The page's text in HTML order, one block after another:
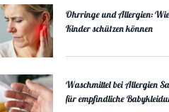
Ohrringe und Allergien:
Kinder schützen können
Waschmittel bei Allergien
für empfindliche